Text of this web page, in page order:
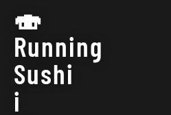
🍣
Running
Sushi
i